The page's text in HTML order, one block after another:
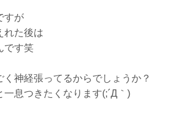
すが
れた後は
です笑
神経張ってるからでしょうか？
息つきたくなります(;´Д｀)